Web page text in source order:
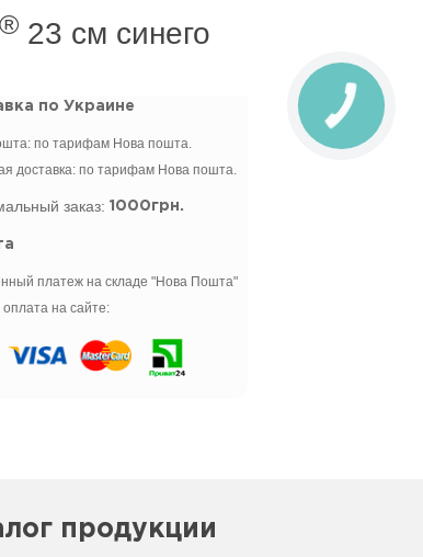
®23 см синего
по Украине
по тарифам Нова пошта.
доставка: по тарифам Нова пошта.
заказ: 1000грн.
платеж на складе "Нова Пошта"
на сайте:
продукции